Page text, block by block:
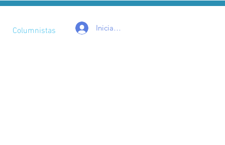
Columnistas Iniciar sesión